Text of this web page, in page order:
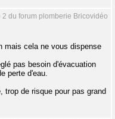
2 du forum plomberie Bricovidéo
mais cela ne vous dispense
pas besoin d'évacuation
perte d'eau.
trop de risque pour pas grand